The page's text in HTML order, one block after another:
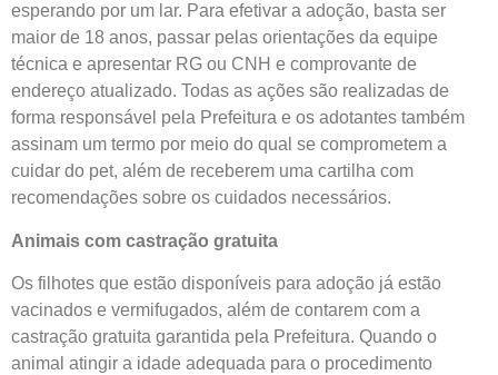
esperando por um lar. Para efetivar a adoção, basta ser
maior de 18 anos, passar pelas orientações da equipe
técnica e apresentar RG ou CNH e comprovante de
endereço atualizado. Todas as ações são realizadas de
forma responsável pela Prefeitura e os adotantes também
assinam um termo por meio do qual se comprometem a
cuidar do pet, além de receberem uma cartilha com
recomendações sobre os cuidados necessários.
Animais com castração gratuita
Os filhotes que estão disponíveis para adoção já estão
vacinados e vermifugados, além de contarem com a
castração gratuita garantida pela Prefeitura. Quando o
animal atingir a idade adequada para o procedimento